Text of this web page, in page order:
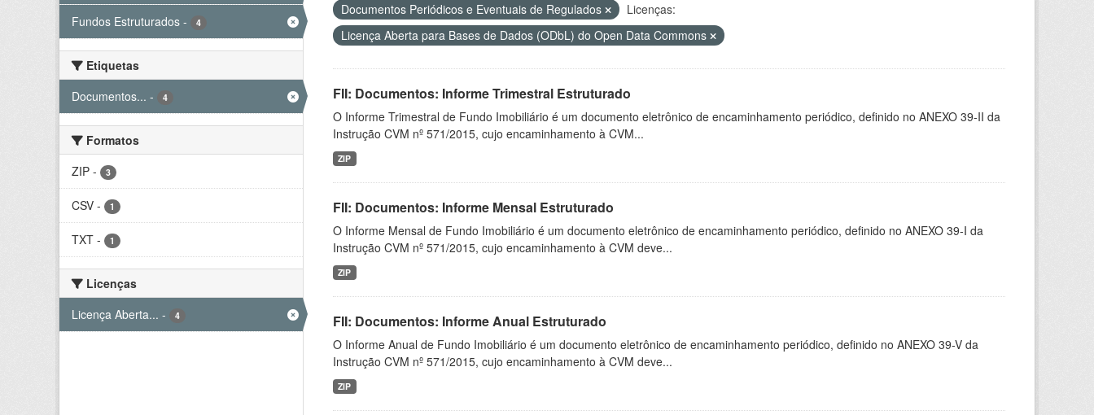
Fundos Estruturados - 4
Etiquetas
Documentos... - 4
Formatos
ZIP - 3
CSV - 1
TXT - 1
Licenças
Licença Aberta... - 4
Documentos Periódicos e Eventuais de Regulados
Licenças:
Licença Aberta para Bases de Dados (ODbL) do Open Data Commons
FII: Documentos: Informe Trimestral Estruturado
O Informe Trimestral de Fundo Imobiliário é um documento eletrônico de encaminhamento periódico, definido no ANEXO 39-II da
Instrução CVM nº 571/2015, cujo encaminhamento à CVM...
ZIP
FII: Documentos: Informe Mensal Estruturado
O Informe Mensal de Fundo Imobiliário é um documento eletrônico de encaminhamento periódico, definido no ANEXO 39-I da
Instrução CVM nº 571/2015, cujo encaminhamento à CVM deve...
ZIP
FII: Documentos: Informe Anual Estruturado
O Informe Anual de Fundo Imobiliário é um documento eletrônico de encaminhamento periódico, definido no ANEXO 39-V da
Instrução CVM nº 571/2015, cujo encaminhamento à CVM deve...
ZIP